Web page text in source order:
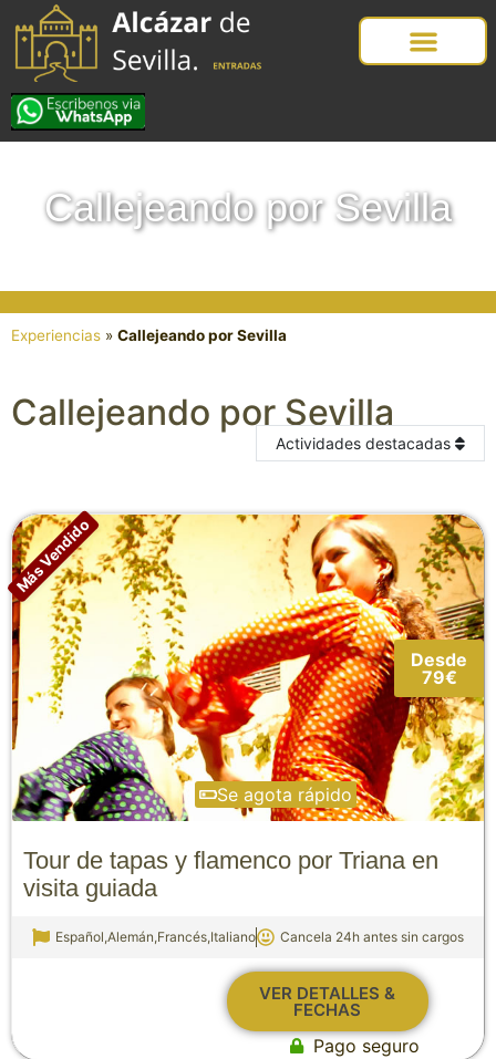
Callejeando por Sevilla
Experiencias » Callejeando por Sevilla
Callejeando por Sevilla
Actividades destacadas
Desde
79€
Más Vendido
Se agota rápido
Tour de tapas y flamenco por Triana en
visita guiada
Español,Alemán,Francés,Italiano Cancela 24h antes sin cargos
VER DETALLES &
FECHAS
Pago seguro